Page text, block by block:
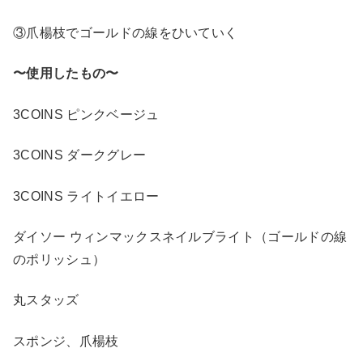
③爪楊枝でゴールドの線をひいていく
〜使用したもの〜
3COINS ピンクベージュ
3COINS ダークグレー
3COINS ライトイエロー
ダイソー ウィンマックスネイルブライト（ゴールドの線
のポリッシュ）
丸スタッズ
スポンジ、爪楊枝